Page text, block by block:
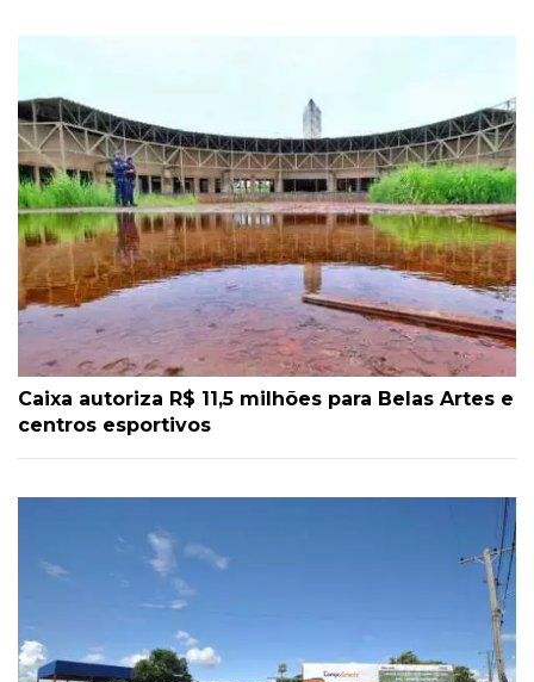
Caixa autoriza R$ 11,5 milhões para Belas Artes e
centros esportivos